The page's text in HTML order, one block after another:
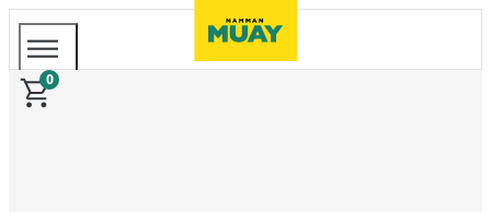
0